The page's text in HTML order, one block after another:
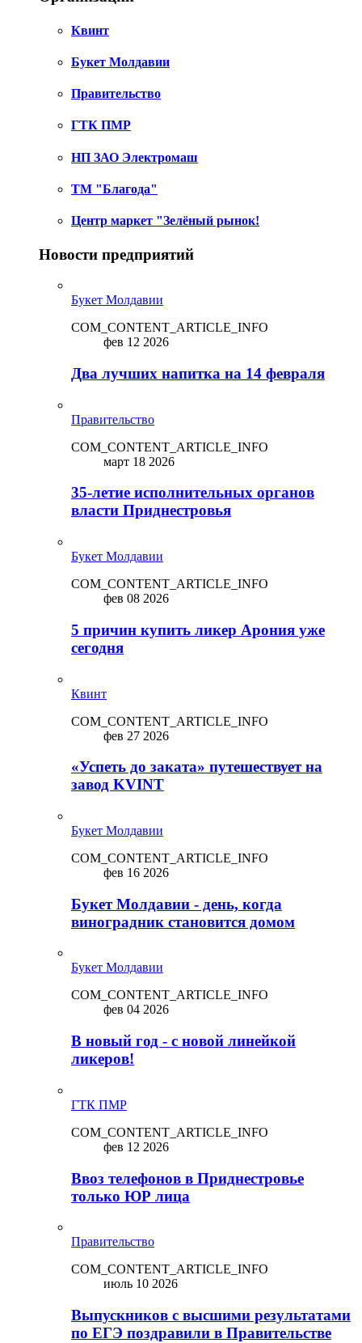
Квинт
Букет Молдавии
Правительство
ГТК ПМР
НП ЗАО Электромаш
ТМ "Благода"
Центр маркет "Зелёный рынок!
Новости предприятий
Букет Молдавии
COM_CONTENT_ARTICLE_INFO
фев 12 2026
Два лучших напитка на 14 февраля
Правительство
COM_CONTENT_ARTICLE_INFO
март 18 2026
35-летие исполнительных органов
власти Приднестровья
Букет Молдавии
COM_CONTENT_ARTICLE_INFO
фев 08 2026
5 причин купить ликep Арония уже
сегодня
Квинт
COM_CONTENT_ARTICLE_INFO
фев 27 2026
«Успеть до заката» путешествует на
завод KVINT
Букет Молдавии
COM_CONTENT_ARTICLE_INFO
фев 16 2026
Букет Молдавии - день, когда
виноградник становится домом
Букет Молдавии
COM_CONTENT_ARTICLE_INFO
фев 04 2026
В новый год - с новой линейкой
ликepoв!
ГТК ПМР
COM_CONTENT_ARTICLE_INFO
фев 12 2026
Ввоз телефонов в Приднестровье
только ЮР лица
Правительство
COM_CONTENT_ARTICLE_INFO
июль 10 2026
Выпускников с высшими результатами
по ЕГЭ поздравили в Правительстве